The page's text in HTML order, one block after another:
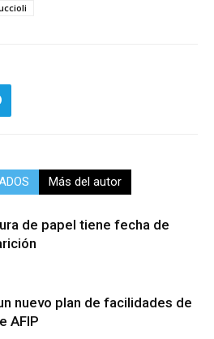
Más del autor
de papel tiene fecha de
nuevo plan de facilidades de
AFIP